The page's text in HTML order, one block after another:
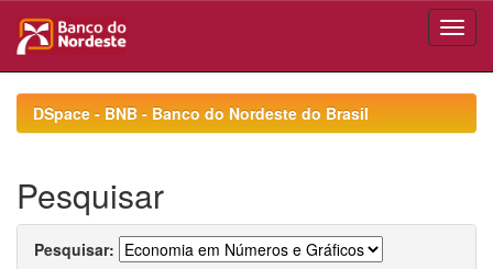
navigationDSpace - BNB - Banco do Nordeste do Brasil
Pesquisar
Pesquisar: